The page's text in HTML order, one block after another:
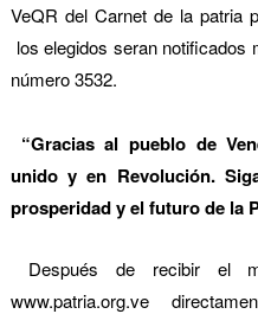
VeQR del Carnet de la patria
los elegidos seran
número 3532.
“Gracias al pueblo de
unido y en Revolución.
prosperidad y el futuro de la
Después de recibir el
www.patria.org.ve